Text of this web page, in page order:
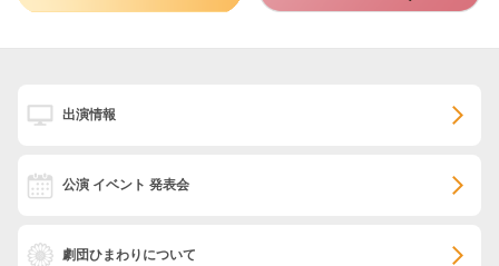
出演情報
公演 イベント 発表会
劇団ひまわりについて